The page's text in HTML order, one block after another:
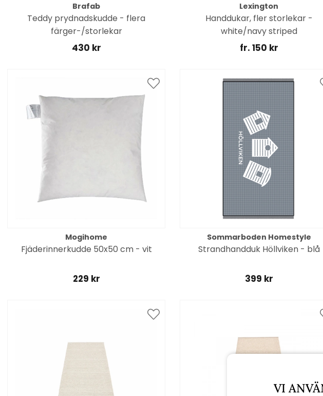
Brafab
Teddy prydnadskudde - flera
färger-/storlekar
430 kr
Lexington
Handdukar, fler storlekar -
white/navy striped
fr. 150 kr
Mogihome
Fjäderinnerkudde 50x50 cm - vit
229 kr
Sommarboden Homestyle
Strandhandduk Höllviken - blå
399 kr
VI